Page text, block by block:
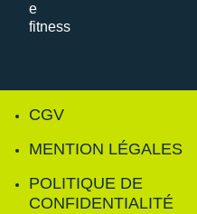
CGV
MENTION LÉGALES
POLITIQUE DE
CONFIDENTIALITÉ